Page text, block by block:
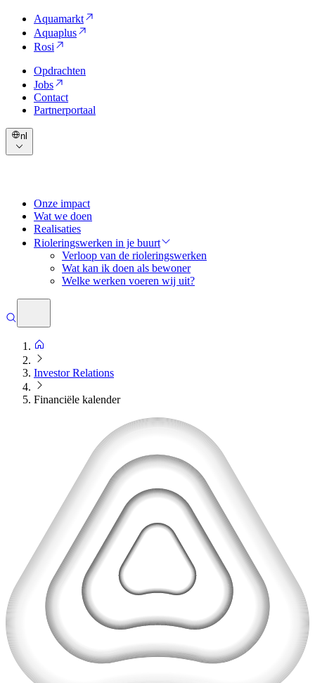
Aquamarkt
Aquaplus
Rosi
Opdrachten
Jobs
Contact
Partnerportaal
nl
Onze impact
Wat we doen
Realisaties
Rioleringswerken in je buurt
Verloop van de rioleringswerken
Wat kan ik doen als bewoner
Welke werken voeren wij uit?
Investor Relations
Financiële kalender